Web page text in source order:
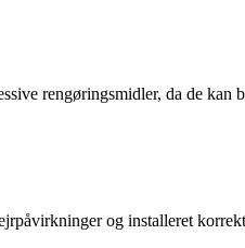
rengøringsmidler, da de kan
og installeret